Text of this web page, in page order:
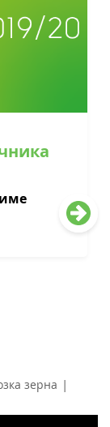
зерна |